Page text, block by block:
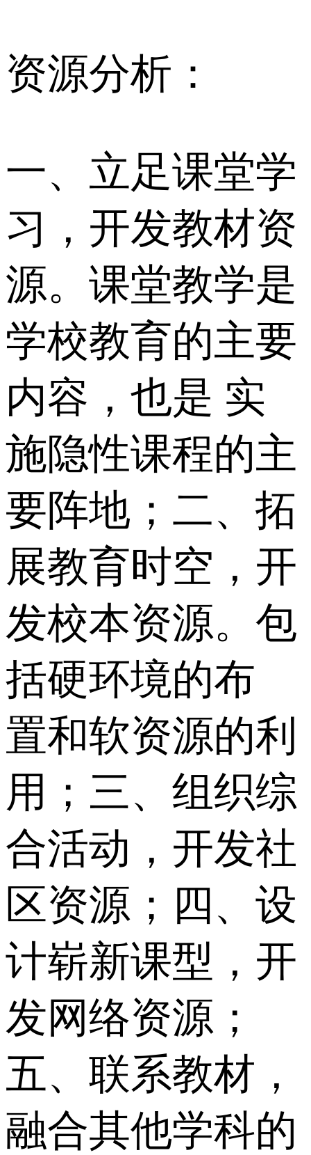
资源分析：
一、立足课堂学
习，开发教材资
源。课堂教学是
学校教育的主要
内容，也是 实
施隐性课程的主
要阵地；二、拓
展教育时空，开
发校本资源。包
括硬环境的布
置和软资源的利
用；三、组织综
合活动，开发社
区资源；四、设
计崭新课型，开
发网络资源；
五、联系教材，
融合其他学科的